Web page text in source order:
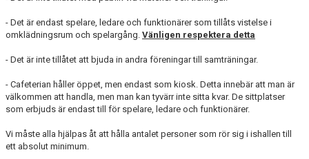
SÄSONGS- OCH MEDLEMSAVGIFTER
DOKUMENT
ÖVERGÅNGAR OCH PROVSPEL
ISTIDER
- Det är endast spelare, ledare och funktionärer som tillåts vistelse i
omklädningsrum och spelargång. Vänligen respektera detta
- Det är inte tillåtet att bjuda in andra föreningar till samträningar.
- Cafeterian håller öppet, men endast som kiosk. Detta innebär att man är
välkommen att handla, men man kan tyvärr inte sitta kvar. De sittplatser
som erbjuds är endast till för spelare, ledare och funktionärer.
Vi måste alla hjälpas åt att hålla antalet personer som rör sig i ishallen till
ett absolut minimum.